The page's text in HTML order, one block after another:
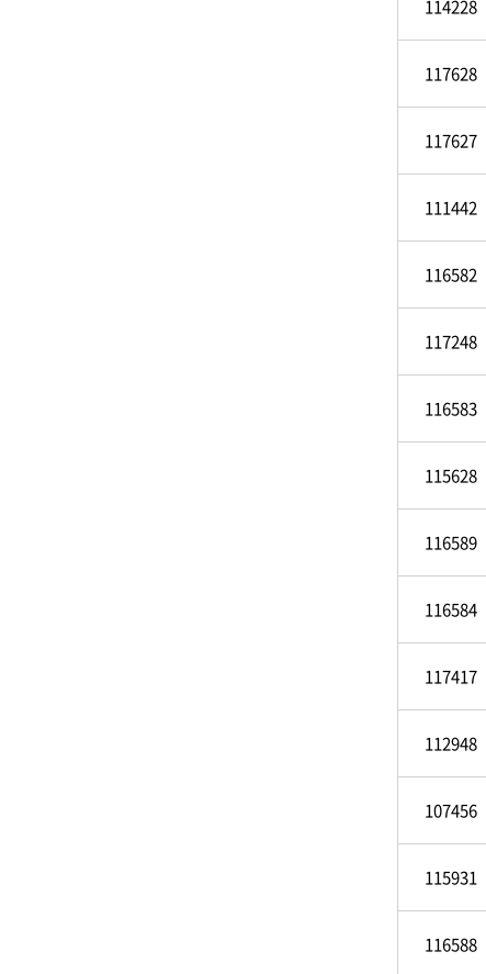
114228
117628
117627
111442
116582
117248
116583
115628
116589
116584
117417
112948
107456
115931
116588